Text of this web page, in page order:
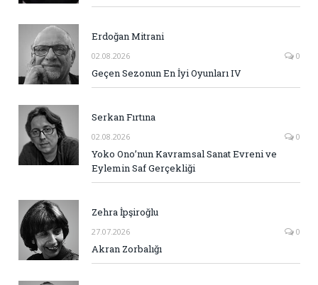
Erdoğan Mitrani
02.08.2026 0
Geçen Sezonun En İyi Oyunları IV
Serkan Fırtına
02.08.2026 0
Yoko Ono’nun Kavramsal Sanat Evreni ve
Eylemin Saf Gerçekliği
Zehra İpşiroğlu
27.07.2026 0
Akran Zorbalığı